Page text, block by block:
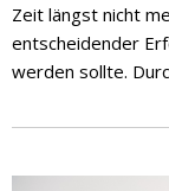
Zeit längst nicht
entscheidender
werden sollte.